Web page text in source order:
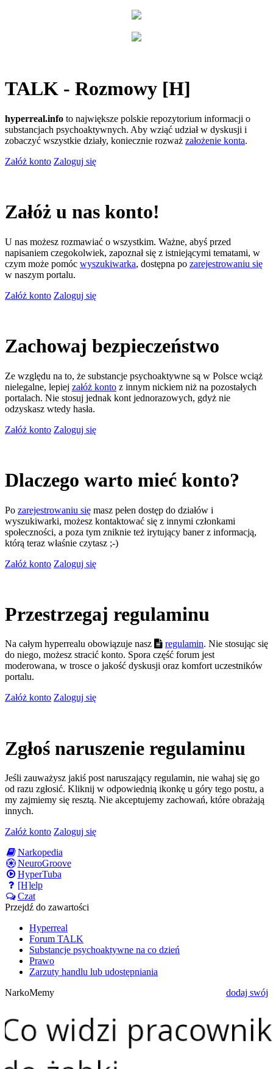
TALK - Rozmowy [H]
hyperreal.info to największe polskie repozytorium informacji o
substancjach psychoaktywnych. Aby wziąć udział w dyskusji i
zobaczyć wszystkie działy, koniecznie rozważ założenie konta.
Załóż konto Zaloguj się
Załóż u nas konto!
U nas możesz rozmawiać o wszystkim. Ważne, abyś przed
napisaniem czegokolwiek, zapoznał się z istniejącymi tematami, w
czym może pomóc wyszukiwarka, dostępna po zarejestrowaniu się
w naszym portalu.
Załóż konto Zaloguj się
Zachowaj bezpieczeństwo
Ze względu na to, że substancje psychoaktywne są w Polsce wciąż
nielegalne, lepiej załóż konto z innym nickiem niż na pozostałych
portalach. Nie stosuj jednak kont jednorazowych, gdyż nie
odzyskasz wtedy hasła.
Załóż konto Zaloguj się
Dlaczego warto mieć konto?
Po zarejestrowaniu się masz pełen dostęp do działów i
wyszukiwarki, możesz kontaktować się z innymi członkami
społeczności, a poza tym zniknie też irytujący baner z informacją,
którą teraz właśnie czytasz ;-)
Załóż konto Zaloguj się
Przestrzegaj regulaminu
Na całym hyperrealu obowiązuje nasz regulamin. Nie stosując się
do niego, możesz stracić konto. Spora część forum jest
moderowana, w trosce o jakość dyskusji oraz komfort uczestników
portalu.
Załóż konto Zaloguj się
Zgłoś naruszenie regulaminu
Jeśli zauważysz jakiś post naruszający regulamin, nie wahaj się go
od razu zgłosić. Kliknij w odpowiednią ikonkę u góry tego postu, a
my zajmiemy się resztą. Nie akceptujemy zachowań, które obrażają
innych.
Załóż konto Zaloguj się
Narkopedia
NeuroGroove
HyperTuba
[H]elp
Czat
Przejdź do zawartości
Hyperreal
Forum TALK
Substancje psychoaktywne na co dzień
Prawo
Zarzuty handlu lub udostępniania
NarkoMemy
dodaj swój